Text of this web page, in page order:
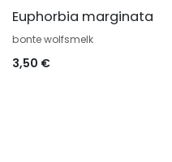
Euphorbia marginata
bonte wolfsmelk
3,50 €